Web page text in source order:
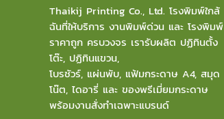
Thaikij Printing Co., Ltd.โรงพิมพ์ใกล้
ฉันที่ให้บริการ งานพิมพ์ด่วน และ โรงพิมพ์
ราคาถูก ครบวงจร เรารับผลิต ปฏิทินตั้ง
โต๊ะ, ปฏิทินแขวน,
โบรชัวร์, แผ่นพับ, แฟ้มกระดาษ A4, สมุด
โน๊ต, ไดอารี่ และ ของพรีเมี่ยมกระดาษ
พร้อมงานสั่งทำเฉพาะแบรนด์